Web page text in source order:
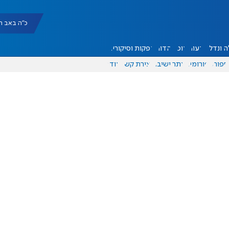
כ"ה באב תשפ"ו
ונדל"ן דעות אוכל יהדות הפקות וסיקורים
ספורט פורומים אתר ישיבה יצירת קשר עוד